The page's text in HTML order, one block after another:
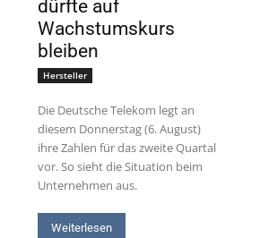
dürfte auf
Wachstumskurs
bleiben
Hersteller
Die Deutsche Telekom legt an
diesem Donnerstag (6. August)
ihre Zahlen für das zweite Quartal
vor. So sieht die Situation beim
Unternehmen aus.
Weiterlesen